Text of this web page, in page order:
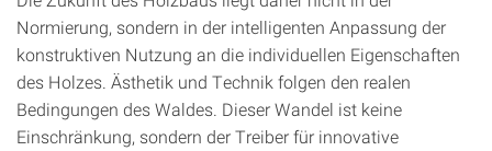
Normierung, sondern in der intelligenten Anpassung der
konstruktiven Nutzung an die individuellen Eigenschaften
des Holzes. Ästhetik und Technik folgen den realen
Bedingungen des Waldes. Dieser Wandel ist keine
Einschränkung, sondern der Treiber für innovative